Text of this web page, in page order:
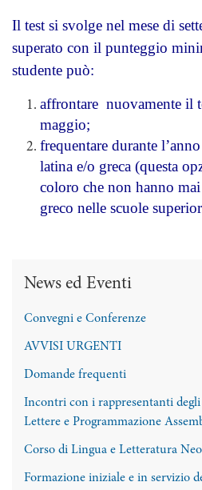
Il test si svolge nel mese di
superato con il punteggio
studente può:
affrontare nuovamente il
maggio;
frequentare durante
latina e/o greca (questa
coloro che non hanno
greco nelle scuole
News ed Eventi
Convegni e Conferenze
AVVISI URGENTI
Domande frequenti
Incontri con i rappresentanti
Lettere e Programmazione
Corso di Lingua e Letteratura
Formazione iniziale e in servizio